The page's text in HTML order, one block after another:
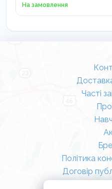
На замовлення
Часті
Політика
Договір